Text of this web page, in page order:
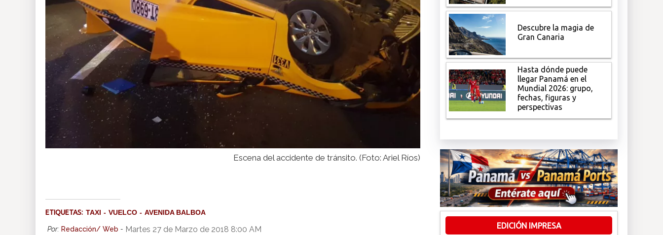
Escena del accidente de tránsito. (Foto: Ariel Ríos)
ETIQUETAS: TAXI VUELCO AVENIDA BALBOA
Por: Redacción/ Web - Martes 27 de Marzo de 2018 8:00 AM
Descubre la magia de
Gran Canaria
Hasta dónde puede
llegar Panamá en el
Mundial 2026: grupo,
fechas, figuras y
perspectivas
EDICIÓN IMPRESA